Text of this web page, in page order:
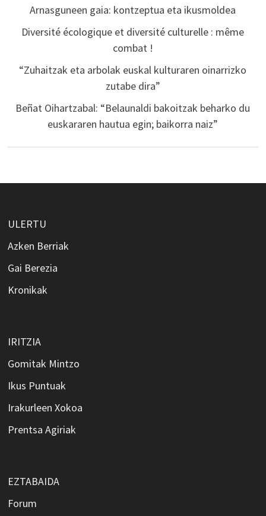
Arnasguneen gaia: kontzeptua eta ikusmoldea
Diversité écologique et diversité culturelle : même
combat !
“Zuhaitzak eta arbolak euskal kulturaren oinarrizko
zutabe dira”
Beñat Oihartzabal: “Belaunaldi bakoitzak beharko du
euskararen hautua egin; baikorra naiz”
ULERTU
Azken Berriak
Gai Berezia
Kronikak
IRITZIA
Gomitak Mintzo
Ikus Puntuak
Irakurleen Xokoa
Prentsa Agiriak
EZTABAIDA
Forum